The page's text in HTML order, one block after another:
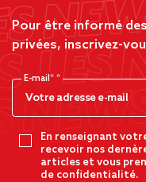
Pour être informé
privées, inscrivez-
E-mail*
En renseignant
recevoir nos
articles et vous
de confidentialité.